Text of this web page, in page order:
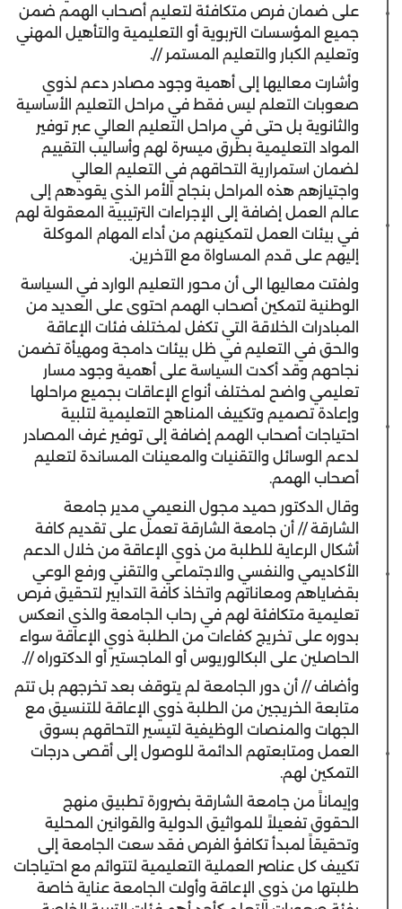
على ضمان فرص متكافئة لتعليم أصحاب الهمم ضمن
جميع المؤسسات التربوية أو التعليمية والتأهيل المهني
وتعليم الكبار والتعليم المستمر //.
وأشارت معاليها إلى أهمية وجود مصادر دعم لذوي
صعوبات التعلم ليس فقط في مراحل التعليم الأساسية
والثانوية بل حتى في مراحل التعليم العالي عبر توفير
المواد التعليمية بطرق ميسرة لهم وأساليب التقييم
لضمان استمرارية التحاقهم في التعليم العالي
واجتيازهم هذه المراحل بنجاح الأمر الذي يقودهم إلى
عالم العمل إضافة إلى الإجراءات الترتيبية المعقولة لهم
في بيئات العمل لتمكينهم من أداء المهام الموكلة
إليهم على قدم المساواة مع الآخرين.
ولفتت معاليها الى أن محور التعليم الوارد في السياسة
الوطنية لتمكين أصحاب الهمم احتوى على العديد من
المبادرات الخلاقة التي تكفل لمختلف فئات الإعاقة
والحق في التعليم في ظل بيئات دامجة ومهيأة تضمن
نجاحهم وقد أكدت السياسة على أهمية وجود مسار
تعليمي واضح لمختلف أنواع الإعاقات بجميع مراحلها
وإعادة تصميم وتكييف المناهج التعليمية لتلبية
احتياجات أصحاب الهمم إضافة إلى توفير غرف المصادر
لدعم الوسائل والتقنيات والمعينات المساندة لتعليم
أصحاب الهمم.
وقال الدكتور حميد مجول النعيمي مدير جامعة
الشارقة // أن جامعة الشارقة تعمل على تقديم كافة
أشكال الرعاية للطلبة من ذوي الإعاقة من خلال الدعم
الأكاديمي والنفسي والاجتماعي والتقني ورفع الوعي
بقضاياهم ومعاناتهم واتخاذ كافة التدابير لتحقيق فرص
تعليمية متكافئة لهم في رحاب الجامعة والذي انعكس
بدوره على تخريج كفاءات من الطلبة ذوي الإعاقة سواء
الحاصلين على البكالوريوس أو الماجستير أو الدكتوراه //.
وأضاف // أن دور الجامعة لم يتوقف بعد تخرجهم بل تتم
متابعة الخريجين من الطلبة ذوي الإعاقة للتنسيق مع
الجهات والمنصات الوظيفية لتيسير التحاقهم بسوق
العمل ومتابعتهم الدائمة للوصول إلى أقصى درجات
التمكين لهم.
وإيماناً من جامعة الشارقة بضرورة تطبيق منهج
الحقوق تفعيلاً للمواثيق الدولية والقوانين المحلية
وتحقيقاً لمبدأ تكافؤ الفرص فقد سعت الجامعة إلى
تكييف كل عناصر العملية التعليمية لتتوائم مع احتياجات
طلبتها من ذوي الإعاقة وأولت الجامعة عناية خاصة